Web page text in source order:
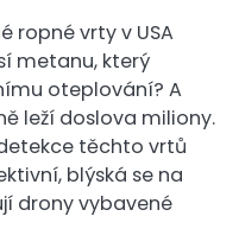
ropné vrty v USA
metanu, který
oteplování? A
leží doslova miliony.
těchto vrtů
blýská se na
drony vybavené